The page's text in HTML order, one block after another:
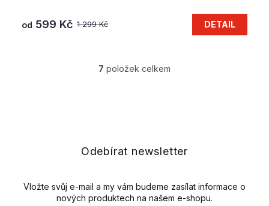
1 299 Kč
od 599 Kč DETAIL
O
í
v
k
7 položek celkem
Odebírat newsletter
Vložte svůj e-mail a my vám budeme zasílat informace o
nových produktech na našem e-shopu.